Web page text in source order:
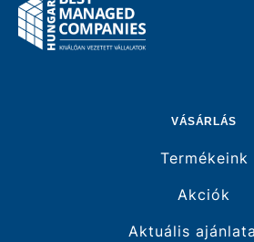
VÁSÁRLÁS
Termékeink
Akciók
Aktuális